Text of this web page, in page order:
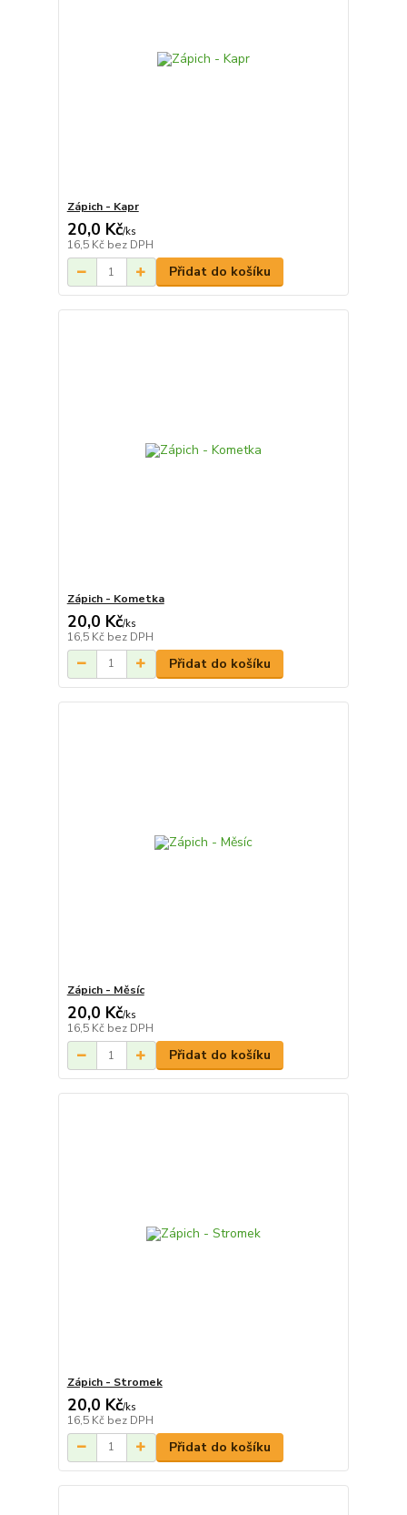
Zápich - Kapr
20,0 Kč/ks
16,5 Kč bez DPH
Přidat do košíku
Zápich - Kometka
20,0 Kč/ks
16,5 Kč bez DPH
Přidat do košíku
Zápich - Měsíc
20,0 Kč/ks
16,5 Kč bez DPH
Přidat do košíku
Zápich - Stromek
20,0 Kč/ks
16,5 Kč bez DPH
Přidat do košíku